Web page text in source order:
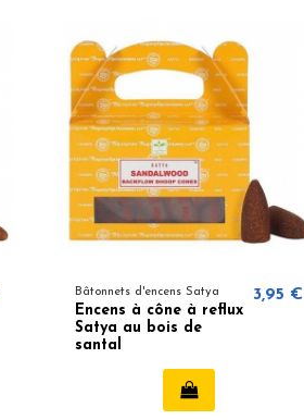
Bâtonnets d'encens Satya
Encens à cône à reflux
Satya au bois de
santal
3,95 €